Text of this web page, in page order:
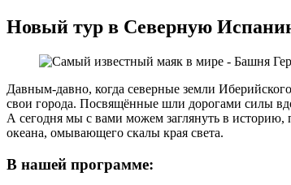
Новый тур в Северную
Давным-давно, когда северные земли
свои города. Посвящённые шли дорогами силы
А сегодня мы с вами можем заглянуть в историю,
океана, омывающего скалы края света.
В нашей программе: